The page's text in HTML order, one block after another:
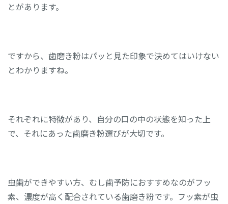
とがあります。
ですから、歯磨き粉はパッと見た印象で決めてはいけない
とわかりますね。
それぞれに特徴があり、自分の口の中の状態を知った上
で、それにあった歯磨き粉選びが大切です。
虫歯ができやすい方、むし歯予防におすすめなのがフッ
素、濃度が高く配合されている歯磨き粉です。フッ素が虫